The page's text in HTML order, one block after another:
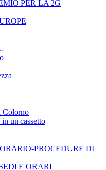
PER LA 2G
Colorno
un cassetto
PROCEDURE DI
E ORARI